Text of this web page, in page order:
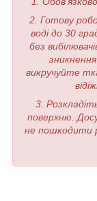
2. Готову
воді до 30
без
викручуйте
3.
поверхню.
не пошкодити